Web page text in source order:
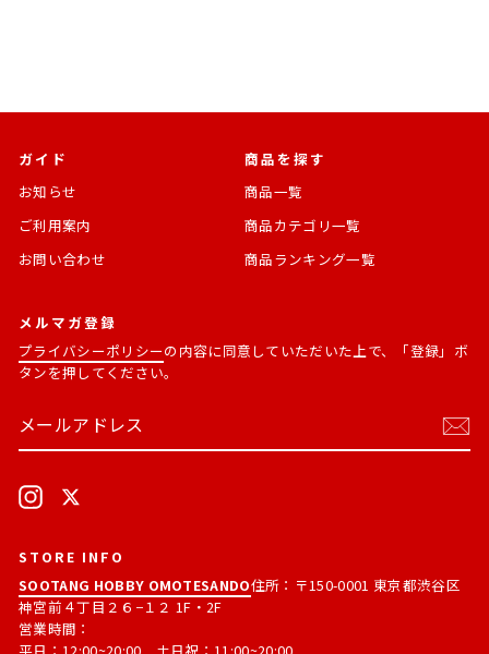
ガイド
お知らせ
ご利用案内
お問い合わせ
商品を探す
商品一覧
商品カテゴリ一覧
商品ランキング一覧
メルマガ登録
プライバシーポリシーの内容に同意していただいた上で、「登録」ボ
タンを押してください。
ー
レ
ス
読
Instagram
STORE INFO
SOOTANG HOBBY OMOTESANDO住所：〒150-0001 東京都渋谷区
神宮前４丁目２６−１２ 1F・2F
営業時間：